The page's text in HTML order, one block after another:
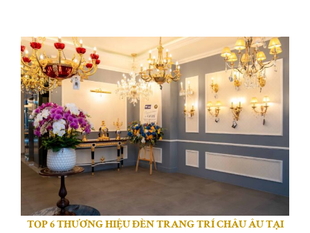
TOP 6 THƯƠNG HIỆU ĐÈN TRANG TRÍ CHÂU ÂU TẠI